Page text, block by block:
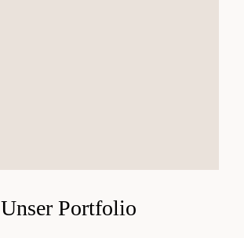
Unser Portfolio